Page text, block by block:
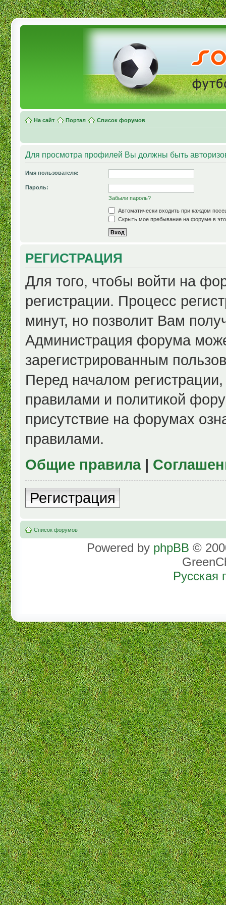
На сайт Портал Список форумов
Для просмотра профилей Вы должны быть
Имя пользователя:
Пароль:
Забыли пароль?
Автоматически входить при каждом
Скрыть мое пребывание на форуме в
РЕГИСТРАЦИЯ
Для того, чтобы войти на
регистрации. Процесс
минут, но позволит Вам
Администрация форума
зарегистрированным
Перед началом
правилами и политикой
присутствие на форумах
правилами.
Общие правила|
Регистрация
Список форумов
Powered by phpBB ©
Русская